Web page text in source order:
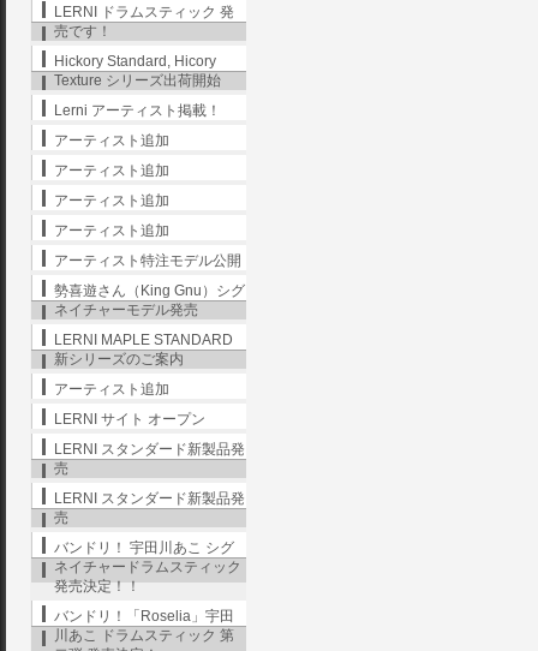
LERNI ドラムスティック 発
売です！
Hickory Standard, Hicory
Texture シリーズ出荷開始
Lerni アーティスト掲載！
アーティスト追加
アーティスト追加
アーティスト追加
アーティスト追加
アーティスト特注モデル公開
勢喜遊さん（King Gnu）シグ
ネイチャーモデル発売
LERNI MAPLE STANDARD
新シリーズのご案内
アーティスト追加
LERNI サイト オープン
LERNI スタンダード新製品発
売
LERNI スタンダード新製品発
売
バンドリ！ 宇田川あこ シグ
ネイチャードラムスティック
発売決定！！
バンドリ！「Roselia」宇田
川あこ ドラムスティック 第